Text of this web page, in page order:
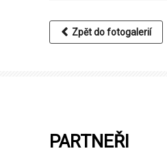
Zpět do fotogalerií
PARTNEŘI